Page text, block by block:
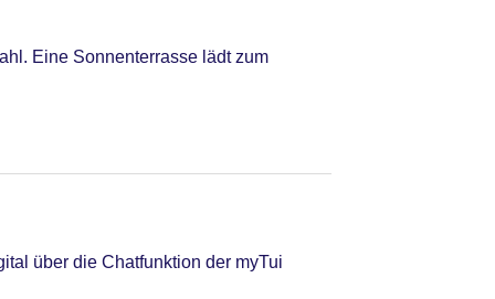
Eine Sonnenterrasse lädt zum
über die Chatfunktion der myTui